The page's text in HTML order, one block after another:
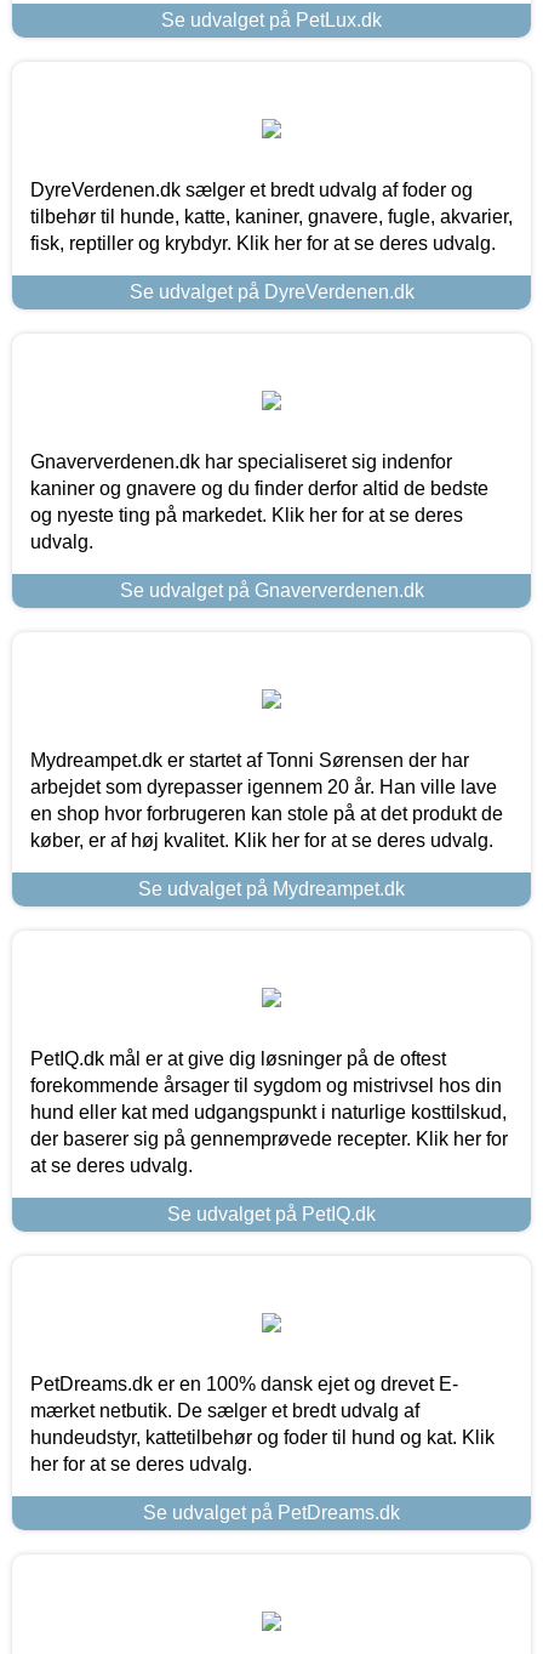
Se udvalget på PetLux.dk
DyreVerdenen.dk sælger et bredt udvalg af foder og
tilbehør til hunde, katte, kaniner, gnavere, fugle, akvarier,
fisk, reptiller og krybdyr. Klik her for at se deres udvalg.
Se udvalget på DyreVerdenen.dk
Gnaververdenen.dk har specialiseret sig indenfor
kaniner og gnavere og du finder derfor altid de bedste
og nyeste ting på markedet. Klik her for at se deres
udvalg.
Se udvalget på Gnaververdenen.dk
Mydreampet.dk er startet af Tonni Sørensen der har
arbejdet som dyrepasser igennem 20 år. Han ville lave
en shop hvor forbrugeren kan stole på at det produkt de
køber, er af høj kvalitet. Klik her for at se deres udvalg.
Se udvalget på Mydreampet.dk
PetIQ.dk mål er at give dig løsninger på de oftest
forekommende årsager til sygdom og mistrivsel hos din
hund eller kat med udgangspunkt i naturlige kosttilskud,
der baserer sig på gennemprøvede recepter. Klik her for
at se deres udvalg.
Se udvalget på PetIQ.dk
PetDreams.dk er en 100% dansk ejet og drevet E-
mærket netbutik. De sælger et bredt udvalg af
hundeudstyr, kattetilbehør og foder til hund og kat. Klik
her for at se deres udvalg.
Se udvalget på PetDreams.dk